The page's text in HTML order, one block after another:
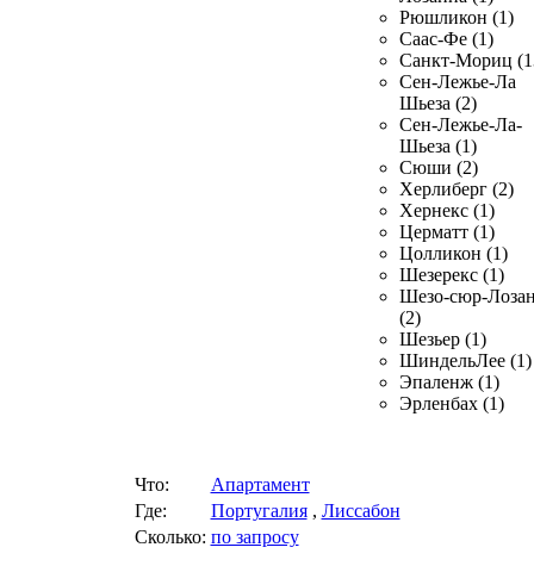
Рюшликон (1)
Саас-Фе (1)
Санкт-Мориц
Сен-Лежье-Ла
Шьеза (2)
Сен-Лежье-Ла-
Шьеза (1)
Сюши (2)
Херлиберг (2)
Хернекс (1)
Церматт (1)
Цолликон (1)
Шезерекс (1)
Шезо-сюр-
(2)
Шезьер (1)
ШиндельЛее (1)
Эпаленж (1)
Эрленбах (1)
Что:
Апартамент
Где:
Португалия, Лиссабон
Сколько: по запросу